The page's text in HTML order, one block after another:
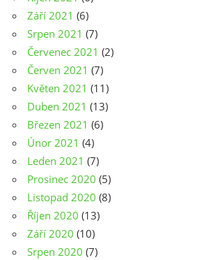
Září 2021 (6)
Srpen 2021 (7)
Červenec 2021 (2)
Červen 2021 (7)
Květen 2021 (11)
Duben 2021 (13)
Březen 2021 (6)
Únor 2021 (4)
Leden 2021 (7)
Prosinec 2020 (5)
Listopad 2020 (8)
Říjen 2020 (13)
Září 2020 (10)
Srpen 2020 (7)